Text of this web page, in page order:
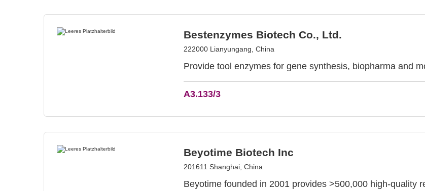
Bestenzymes Biotech Co., Ltd.
222000 Lianyungang, China
Provide tool enzymes for gene synthesis, biopharma and
A3.133/3
Beyotime Biotech Inc
201611 Shanghai, China
Beyotime founded in 2001 provides >500,000 high-quality